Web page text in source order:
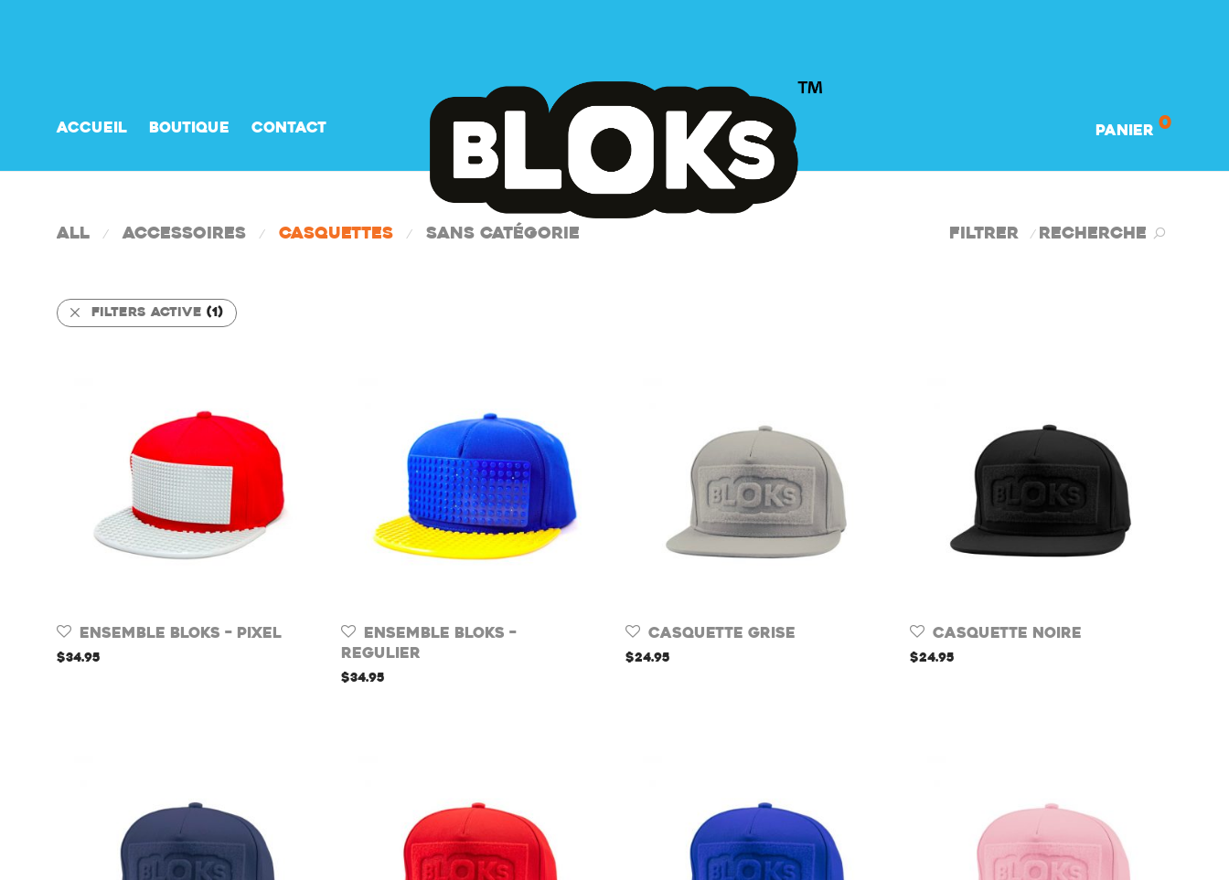
Accueil Boutique Contact Panier 0
Filtrer ⁄ Recherche
All ⁄ Accessoires ⁄ Casquettes ⁄ Sans catégorie
Filters active (1)
Ensemble Bloks – Pixel
$34.95
Ensemble Bloks –
Regulier
$34.95
Casquette Grise
$24.95
Casquette Noire
$24.95